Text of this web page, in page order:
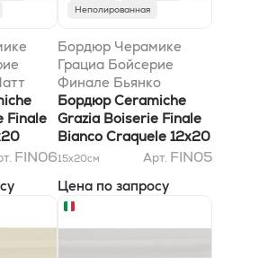
Finale
FIN06
Неполированная
Бордюр Черамике
Грациа Бойсерие
Финале Бьянко
Кракеле 12x20
Бордюр Ceramiche
Grazia Boiserie Finale
Bianco Craquele 12x20
15x20см Арт. FIN05
Цена по запросу